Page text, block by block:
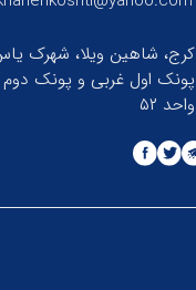
کرج، شاهین ویلا، شهرک
پونک اول غربی و پونک
واحد ۵۲